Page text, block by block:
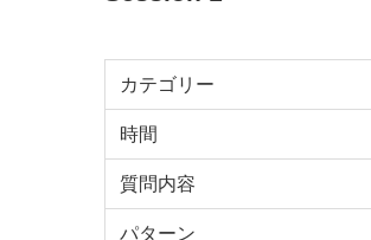
カテゴリー
時間
質問内容
パターン